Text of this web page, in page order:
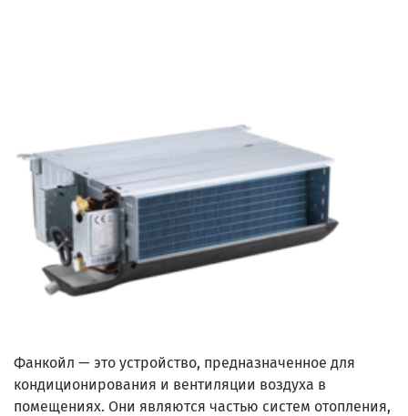
Фанкойл — это устройство, предназначенное для
кондиционирования и вентиляции воздуха в
помещениях. Они являются частью систем отопления,